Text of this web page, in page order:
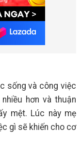
sống và công việc
hơn và thuận
mệt. Lúc này mẹ
gì sẽ khiến cho cơ